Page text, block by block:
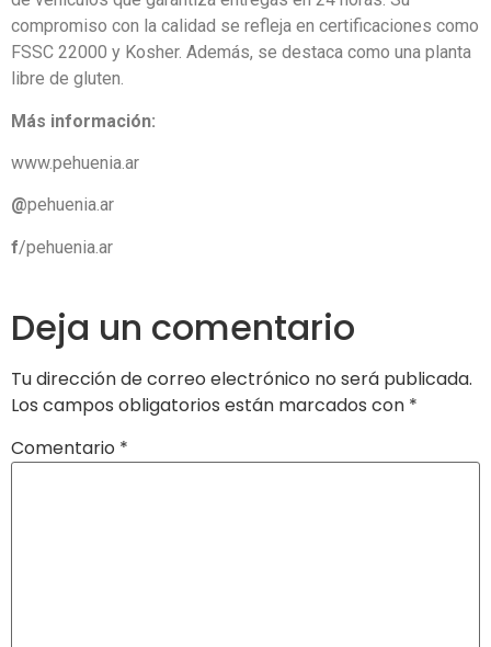
compromiso con la calidad se refleja en certificaciones como
FSSC 22000 y Kosher. Además, se destaca como una planta
libre de gluten.
Más información:
www.pehuenia.ar
@pehuenia.ar
f/pehuenia.ar
Deja un comentario
Tu dirección de correo electrónico no será publicada.
Los campos obligatorios están marcados con *
Comentario *